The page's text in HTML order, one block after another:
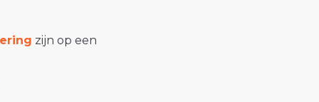
zijn op een